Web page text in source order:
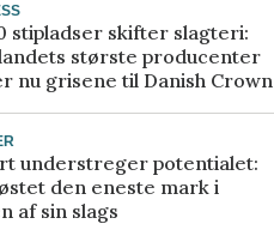
stipladser skifter slagteri:
største producenter
nu grisene til Danish Crown
understreger potentialet:
den eneste mark i
af sin slags